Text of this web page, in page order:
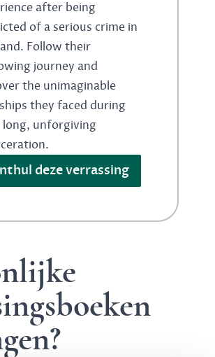
after being
of a serious crime in
Follow their
journey and
the unimaginable
they faced during
unforgiving
deze verrassing